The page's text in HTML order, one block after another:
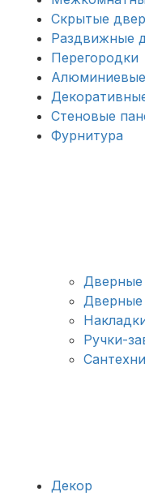
Скрытые
Раздвижные
Перегородки
Стеновые
Фурнитура
Дверные
Дверные
Ручки-
Декор